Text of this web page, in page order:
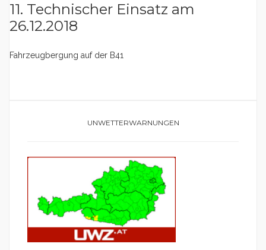
11. Technischer Einsatz am
26.12.2018
Fahrzeugbergung auf der B41
UNWETTERWARNUNGEN